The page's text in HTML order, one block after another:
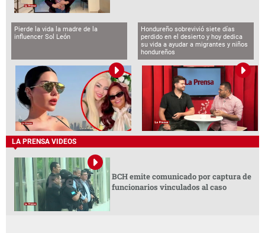
Pierde la vida la madre de la
influencer Sol León
Hondureño sobrevivió siete días
perdido en el desierto y hoy dedica
su vida a ayudar a migrantes y niños
hondureños
LA PRENSA VIDEOS
BCH emite comunicado por captura de
funcionarios vinculados al caso